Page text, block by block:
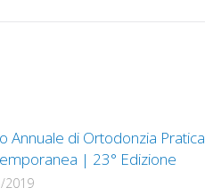
Annuale di Ortodonzia Pratica
| 23° Edizione
2019